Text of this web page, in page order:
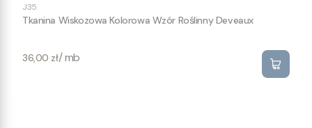
J35
Tkanina Wiskozowa Kolorowa Wzór Roślinny Deveaux
Cena
36,00 zł/ mb